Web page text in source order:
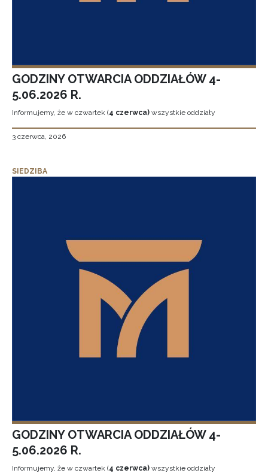
GODZINY OTWARCIA ODDZIAŁÓW 4-
5.06.2026 R.
Informujemy, że w czwartek (4 czerwca) wszystkie oddziały
3 czerwca, 2026
SIEDZIBA
GODZINY OTWARCIA ODDZIAŁÓW 4-
5.06.2026 R.
Informujemy, że w czwartek (4 czerwca) wszystkie oddziały